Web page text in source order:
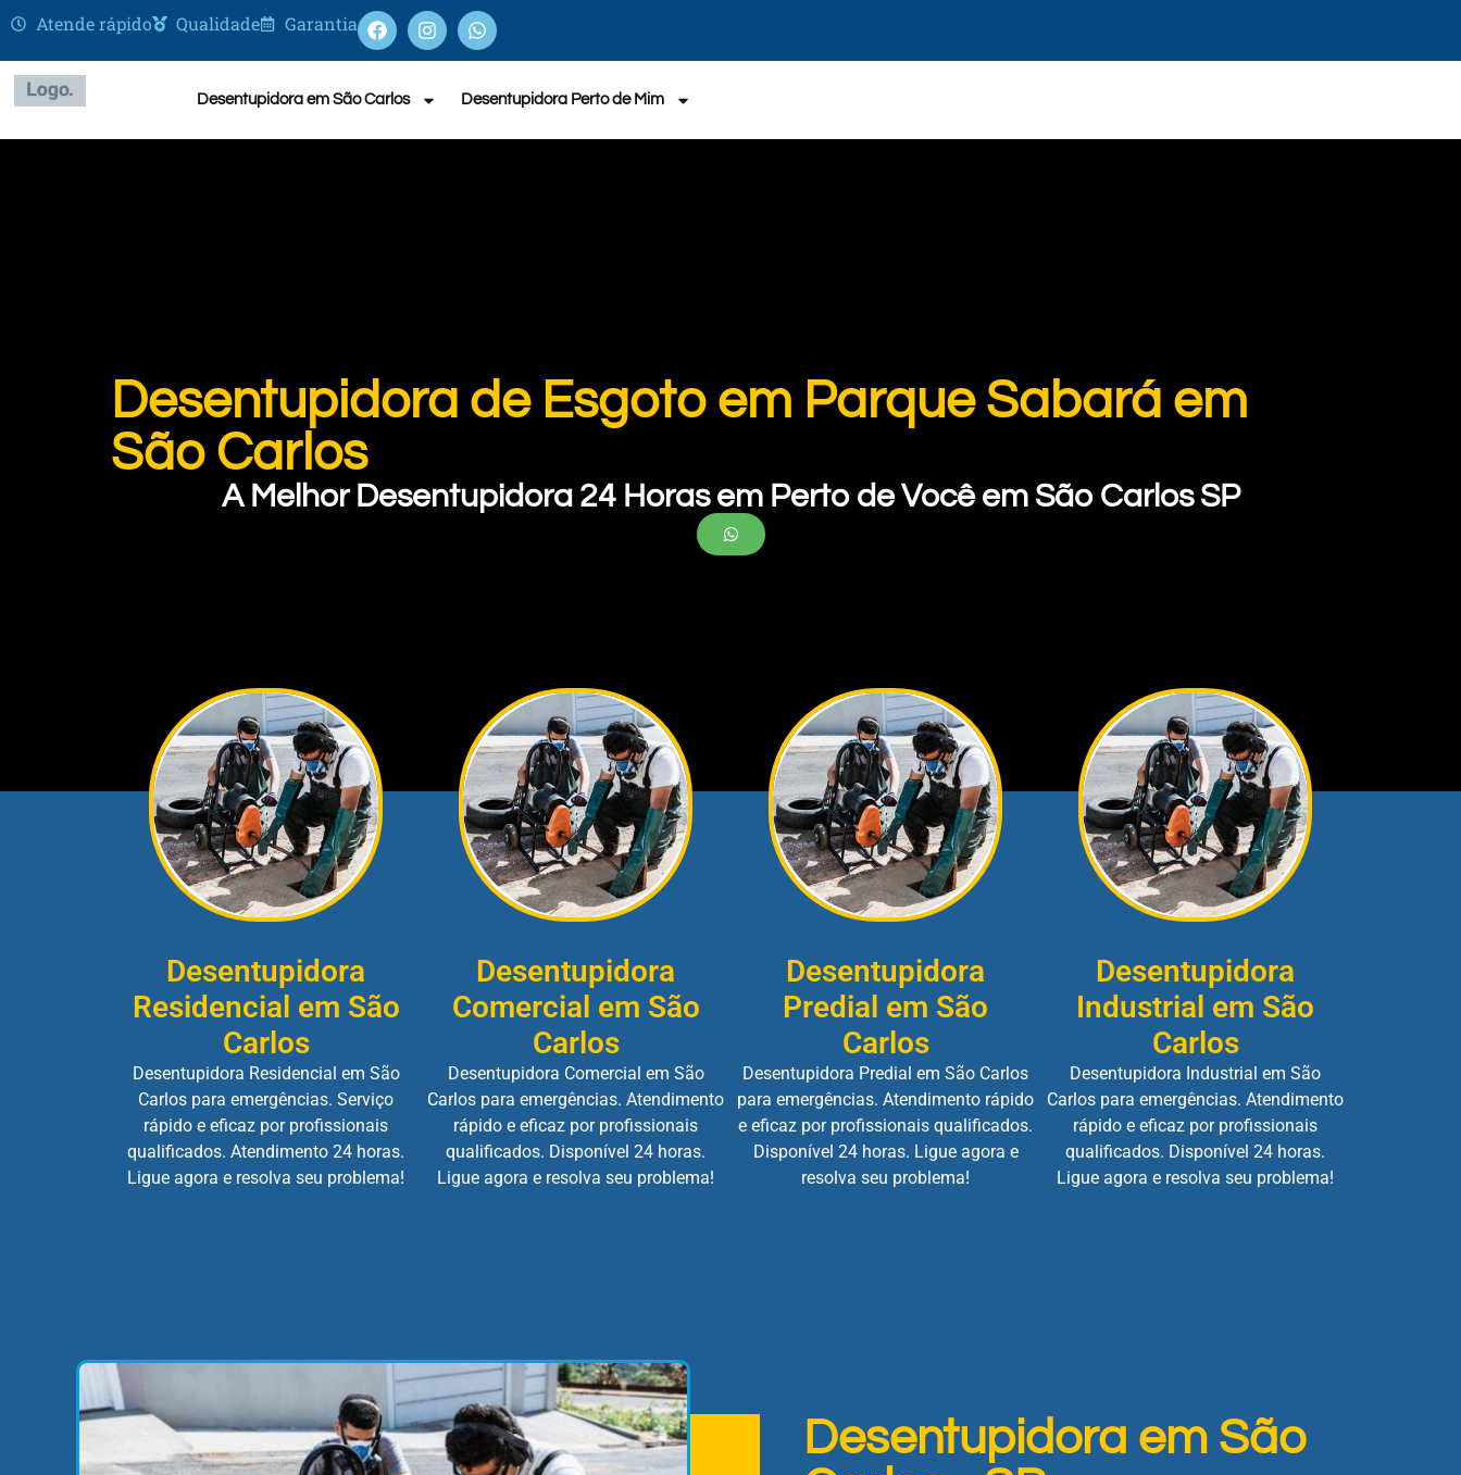
Atende rápido Qualidade Garantia
Desentupidora em São Carlos Desentupidora Perto de Mim
Desentupidora de Esgoto em Parque Sabará em
São Carlos
A Melhor Desentupidora 24 Horas em Perto de Você em São Carlos SP
Desentupidora
Residencial em São
Carlos
Desentupidora Residencial em São
Carlos para emergências. Serviço
rápido e eficaz por profissionais
qualificados. Atendimento 24 horas.
Ligue agora e resolva seu problema!
Desentupidora
Comercial em São
Carlos
Desentupidora Comercial em São
Carlos para emergências. Atendimento
rápido e eficaz por profissionais
qualificados. Disponível 24 horas.
Ligue agora e resolva seu problema!
Desentupidora
Predial em São
Carlos
Desentupidora Predial em São Carlos
para emergências. Atendimento rápido
e eficaz por profissionais qualificados.
Disponível 24 horas. Ligue agora e
resolva seu problema!
Desentupidora
Industrial em São
Carlos
Desentupidora Industrial em São
Carlos para emergências. Atendimento
rápido e eficaz por profissionais
qualificados. Disponível 24 horas.
Ligue agora e resolva seu problema!
Desentupidora em São